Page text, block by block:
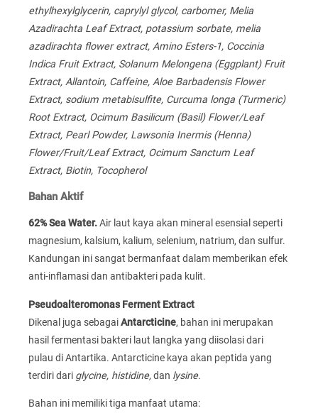
ethylhexylglycerin, caprylyl glycol, carbomer, Melia
Azadirachta Leaf Extract, potassium sorbate, melia
azadirachta flower extract, Amino Esters-1, Coccinia
Indica Fruit Extract, Solanum Melongena (Eggplant) Fruit
Extract, Allantoin, Caffeine, Aloe Barbadensis Flower
Extract, sodium metabisulfite, Curcuma longa (Turmeric)
Root Extract, Ocimum Basilicum (Basil) Flower/Leaf
Extract, Pearl Powder, Lawsonia Inermis (Henna)
Flower/Fruit/Leaf Extract, Ocimum Sanctum Leaf
Extract, Biotin, Tocopherol
Bahan Aktif
62% Sea Water.Air laut kaya akan mineral esensial seperti
magnesium, kalsium, kalium, selenium, natrium, dan sulfur.
Kandungan ini sangat bermanfaat dalam memberikan efek
anti-inflamasi dan antibakteri pada kulit.
Pseudoalteromonas Ferment Extract
Dikenal juga sebagaiAntarcticine, bahan ini merupakan
hasil fermentasi bakteri laut langka yang diisolasi dari
pulau di Antartika. Antarcticine kaya akan peptida yang
terdiri dari glycine, histidine,dan lysine.
Bahan ini memiliki tiga manfaat utama: